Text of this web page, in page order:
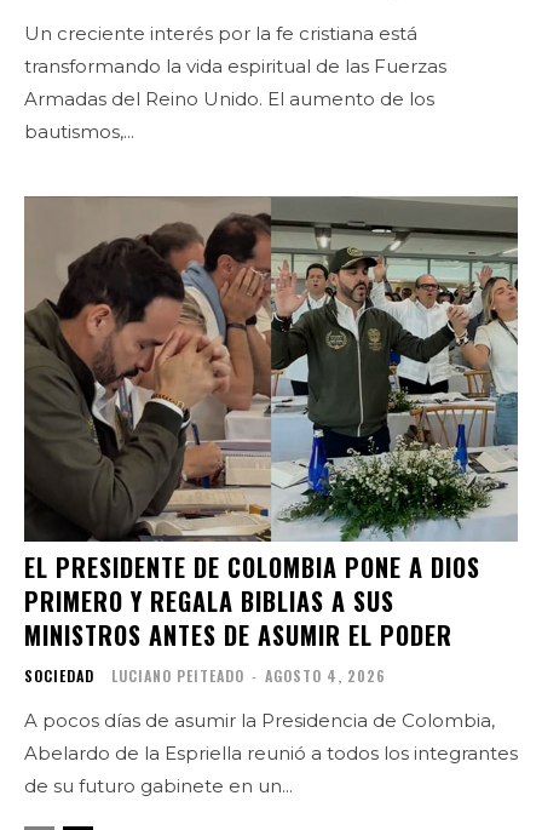
Un creciente interés por la fe cristiana está
transformando la vida espiritual de las Fuerzas
Armadas del Reino Unido. El aumento de los
bautismos,...
EL PRESIDENTE DE COLOMBIA PONE A DIOS
PRIMERO Y REGALA BIBLIAS A SUS
MINISTROS ANTES DE ASUMIR EL PODER
SOCIEDAD LUCIANO PEITEADO - AGOSTO 4, 2026
A pocos días de asumir la Presidencia de Colombia,
Abelardo de la Espriella reunió a todos los integrantes
de su futuro gabinete en un...